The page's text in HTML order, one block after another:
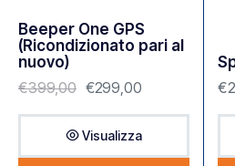
Beeper One GPS
(Ricondizionato pari al
nuovo)
€399,00 €299,00
Visualizza
€